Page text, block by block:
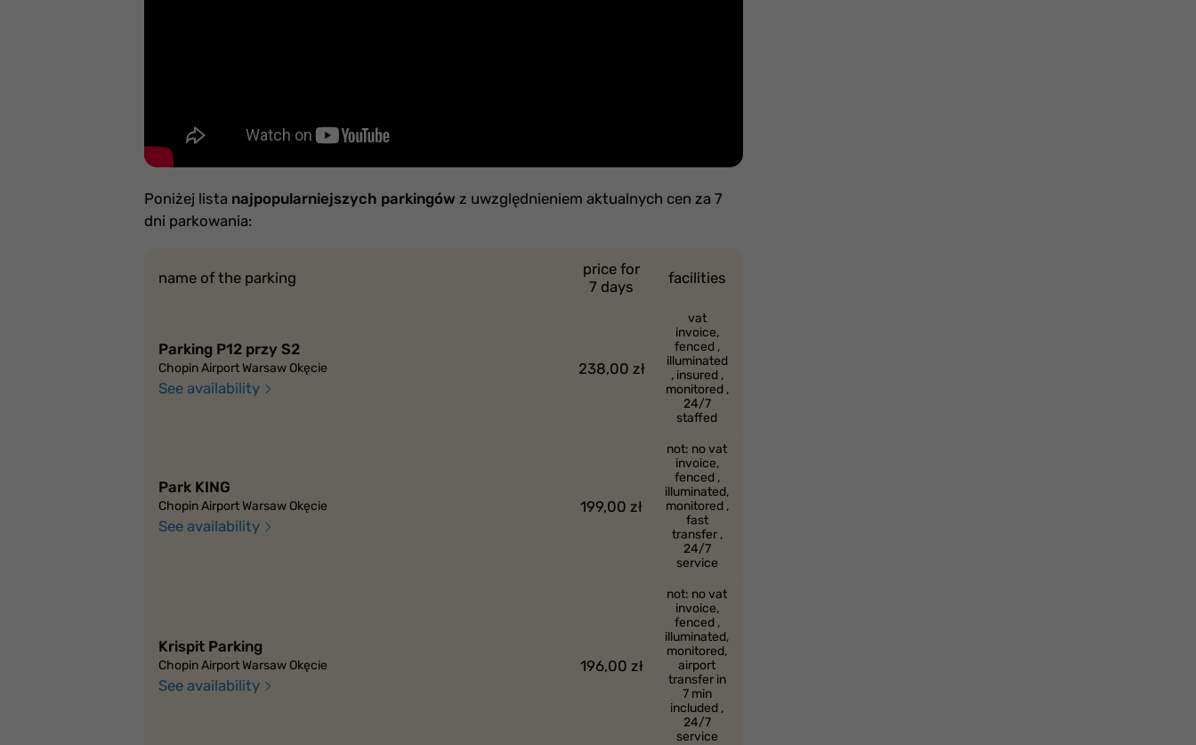
Poniżej lista najpopularniejszych parkingów z uwzględnieniem aktualnych cen za 7
dni parkowania:
name of the parking
price for
7 days
facilities
Parking P12 przy S2
Chopin Airport Warsaw Okęcie
See availability
238,00 zł
vat
invoice,
fenced ,
illuminated
, insured ,
monitored ,
24/7
staffed
Park KING
Chopin Airport Warsaw Okęcie
See availability
199,00 zł
not: no vat
invoice,
fenced ,
illuminated,
monitored ,
fast
transfer ,
24/7
service
Krispit Parking
Chopin Airport Warsaw Okęcie
See availability
196,00 zł
not: no vat
invoice,
fenced ,
illuminated,
monitored,
airport
transfer in
7 min
included ,
24/7
service